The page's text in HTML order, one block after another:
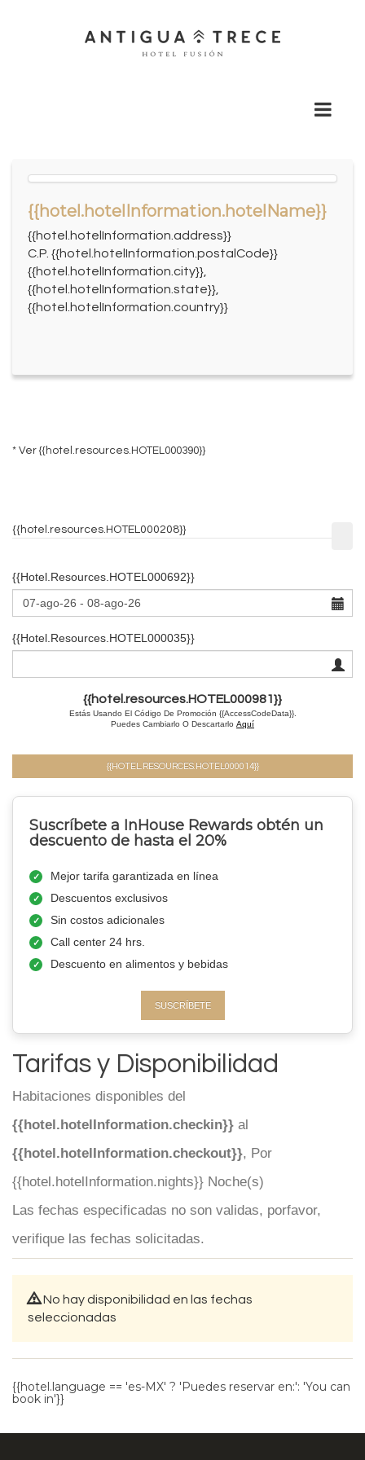
{{hotel.hotelInformation.hotelName}}
{{hotel.hotelInformation.address}}
C.P. {{hotel.hotelInformation.postalCode}}
{{hotel.hotelInformation.city}},
{{hotel.hotelInformation.state}},
{{hotel.hotelInformation.country}}
* Ver{{hotel.resources.HOTEL000390}}
{{hotel.resources.HOTEL000208}}
{{hotel.resources.HOTEL000692}}
{{hotel.resources.HOTEL000035}}
{{hotel.resources.HOTEL000981}}
Estás Usando El Código De Promoción {{AccessCodeData}}.
Puedes Cambiarlo O Descartarlo Aquí
{{HOTEL.RESOURCES.HOTEL000014}}
Suscríbete a InHouse Rewards obtén un
descuento de hasta el 20%
Mejor tarifa garantizada en línea
Descuentos exclusivos
Sin costos adicionales
Call center 24 hrs.
Descuento en alimentos y bebidas
SUSCRÍBETE
Tarifas y Disponibilidad
Habitaciones disponibles del
{{hotel.hotelInformation.checkin}} al
{{hotel.hotelInformation.checkout}}, Por
{{hotel.hotelInformation.nights}} Noche(s)
Las fechas especificadas no son validas, porfavor,
verifique las fechas solicitadas.
No hay disponibilidad en las fechas
seleccionadas
{{hotel.language == 'es-MX' ? 'Puedes reservar en:': 'You can
book in'}}